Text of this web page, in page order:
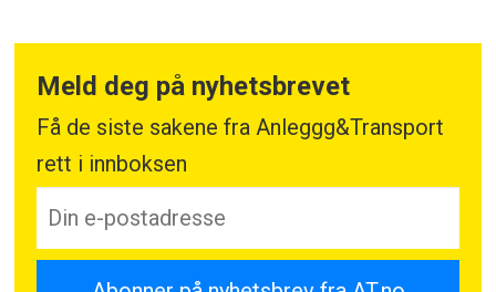
Meld deg på nyhetsbrevet
Få de siste sakene fra Anleggg&Transport
rett i innboksen